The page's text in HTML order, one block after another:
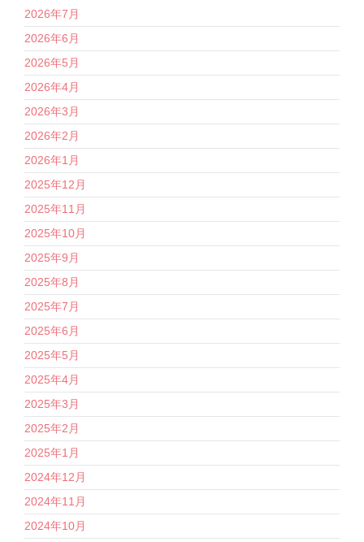
2026年7月
2026年6月
2026年5月
2026年4月
2026年3月
2026年2月
2026年1月
2025年12月
2025年11月
2025年10月
2025年9月
2025年8月
2025年7月
2025年6月
2025年5月
2025年4月
2025年3月
2025年2月
2025年1月
2024年12月
2024年11月
2024年10月